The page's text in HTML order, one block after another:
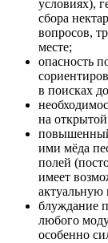
условиях),
сбора
вопросов,
месте;
опасность
в поисках
на
ими мёда
полей
имеет
блуждание
любого
особенно